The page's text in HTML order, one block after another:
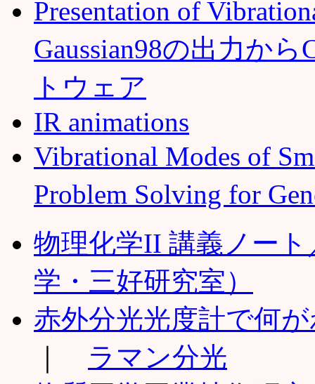
Presentation of
Gaussian98の出力か
トウェア
IR animations
Vibrational Modes of
Problem Solving for
物理化学II 講義ノー
学・三好研究室）
赤外分光光度計で何
ラマン分光